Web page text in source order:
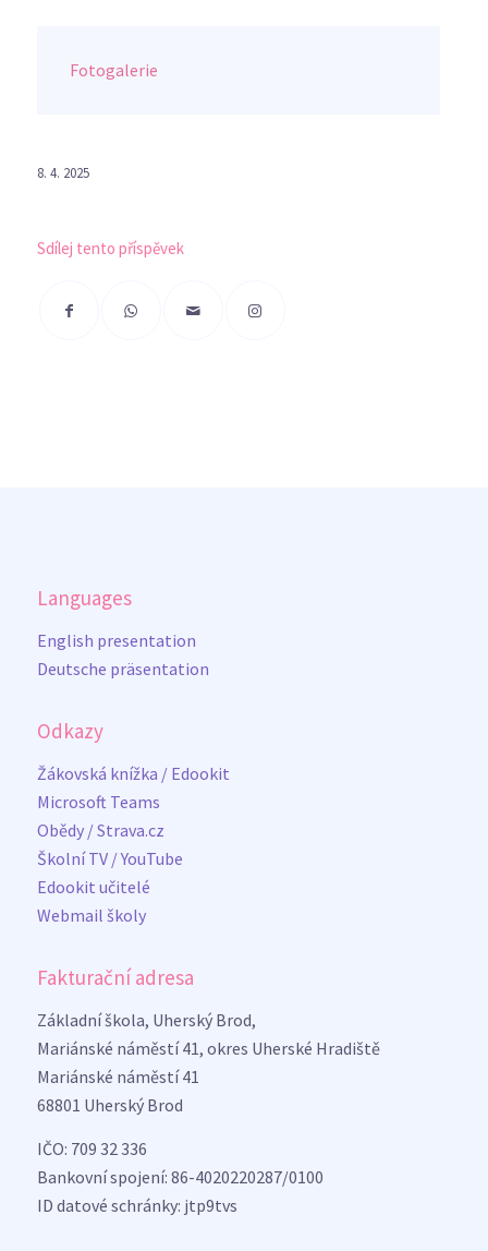
Fotogalerie
8. 4. 2025
Sdílej tento příspěvek
Languages
English presentation
Deutsche präsentation
Odkazy
Žákovská knížka / Edookit
Microsoft Teams
Obědy / Strava.cz
Školní TV / YouTube
Edookit učitelé
Webmail školy
Fakturační adresa
Základní škola, Uherský Brod,
Mariánské náměstí 41, okres Uherské Hradiště
Mariánské náměstí 41
68801 Uherský Brod
IČO: 709 32 336
Bankovní spojení: 86-4020220287/0100
ID datové schránky: jtp9tvs